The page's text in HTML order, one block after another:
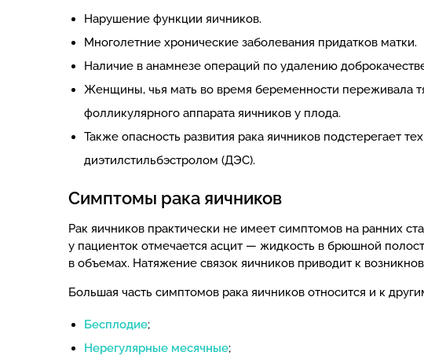
Нарушение функции яичников.
Многолетние хронические заболевания придатков матки.
Наличие в анамнезе операций по удалению
Женщины, чья мать во время беременности переживала
фолликулярного аппарата яичников у плода.
Также опасность развития рака яичников подстерегает
диэтилстильбэстролом (ДЭС).
Симптомы рака яичников
Рак яичников практически не имеет симптомов на ранних
у пациенток отмечается асцит — жидкость в брюшной
в объемах. Натяжение связок яичников приводит к
Большая часть симптомов рака яичников относится и к
Бесплодие;
Нерегулярные месячные;